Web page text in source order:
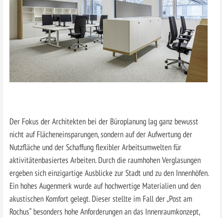
Der Fokus der Architekten bei der Büroplanung lag ganz bewusst
nicht auf Flächen­einsparungen, sondern auf der Aufwertung der
Nutzfläche und der Schaffung flexibler Arbeitsumwelten für
aktivitätenbasiertes Arbeiten. Durch die raumhohen Verglasungen
ergeben sich einzigartige Ausblicke zur Stadt und zu den Innenhöfen.
Ein hohes Augenmerk wurde auf hochwertige Materialien und den
akustischen Komfort gelegt. Dieser stellte im Fall der „Post am
Rochus“ besonders hohe Anforderungen an das Innenraumkonzept,